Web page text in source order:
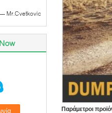
Mr.Cvetkovic
Παράμετροι